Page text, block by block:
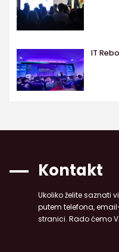
IT
Kontakt
Ukoliko želite saznati
putem telefona,
stranici. Rado ćemo